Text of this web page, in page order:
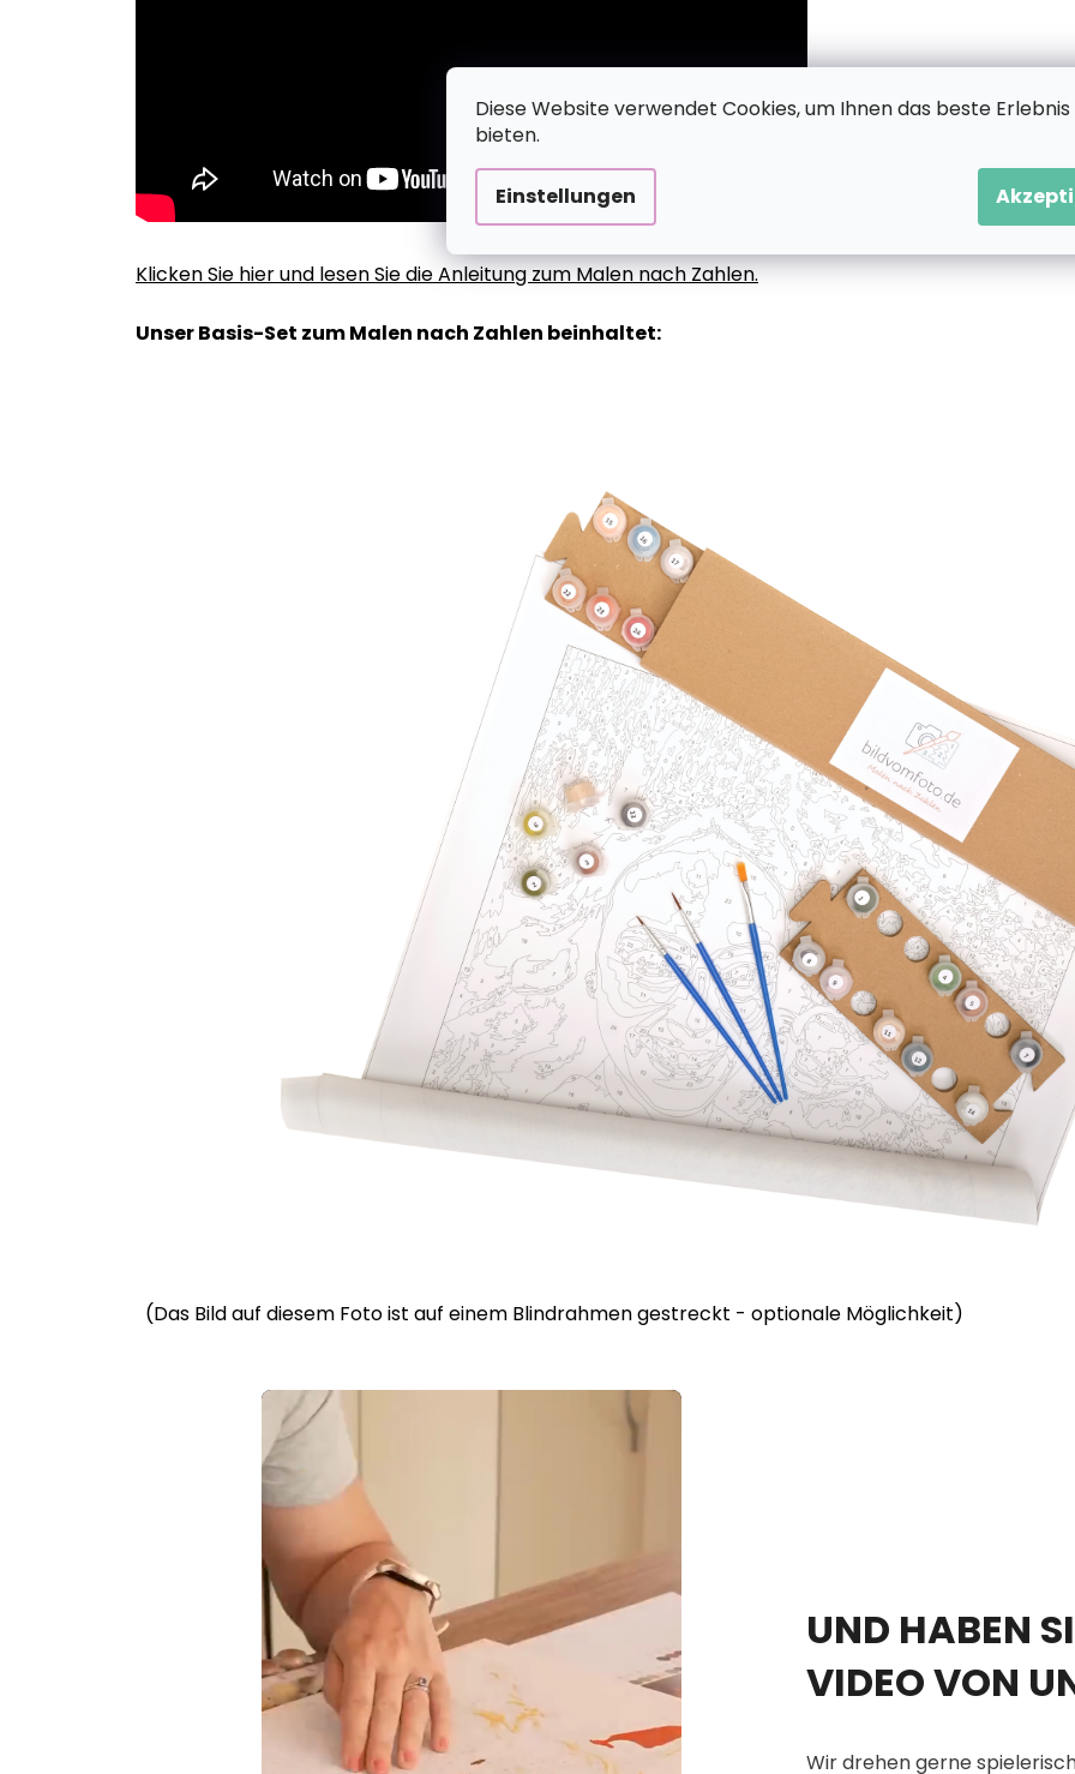
Diese Website verwendet Cookies, um Ihnen das beste Erlebnis
bieten.
Einstellungen
Klicken Sie hier und lesen Sie die Anleitung zum Malen nach Zahlen.
Unser Basis-Set zum Malen nach Zahlen beinhaltet:
(Das Bild auf diesem Foto ist auf einem Blindrahmen gestreckt - optionale Möglichkeit)
UND HABEN
VIDEO VON
Wir drehen gerne